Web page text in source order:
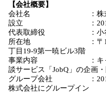
【会社概要】
会社名 ：株式会
設立 ：2015年
代表取締役 ：小
所在地 ：〒150-
丁目19-9第一暁ビル3階
事業内容 ：キャリア
談サービス「JobQ」の企画
グループ会社 ：2019
株式会社にグループイン